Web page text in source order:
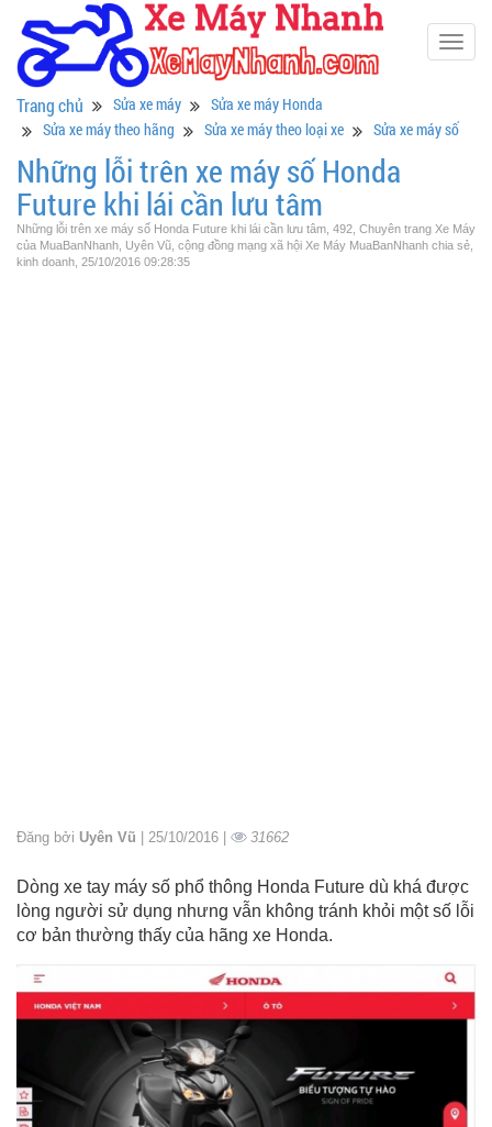
Trang chủ Sửa xe máy
Sửa xe máy Honda
Sửa xe máy theo hãng
Sửa xe máy theo loại xe Sửa xe máy số
Những lỗi trên xe máy số Honda
Future khi lái cần lưu tâm
Những lỗi trên xe máy số Honda Future khi lái cần lưu tâm, 492, Chuyên trang Xe Máy
của MuaBanNhanh, Uyên Vũ, cộng đồng mạng xã hội Xe Máy MuaBanNhanh chia sẻ,
kinh doanh, 25/10/2016 09:28:35
Đăng bởi Uyên Vũ | 25/10/2016 | 31662
Dòng xe tay máy số phổ thông Honda Future dù khá được
lòng người sử dụng nhưng vẫn không tránh khỏi một số lỗi
cơ bản thường thấy của hãng xe Honda.